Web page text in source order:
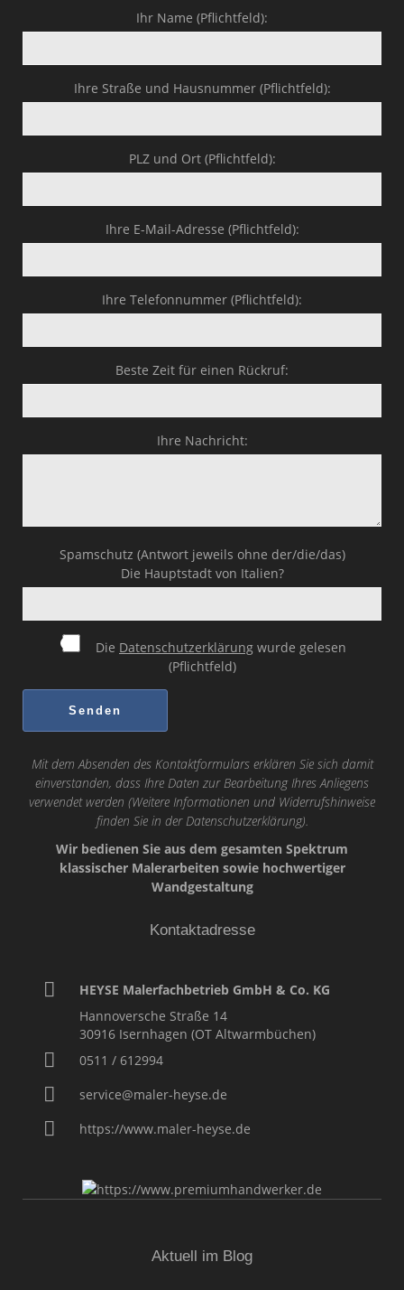
Ihr Name (Pflichtfeld):
Ihre Straße und Hausnummer (Pflichtfeld):
PLZ und Ort (Pflichtfeld):
Ihre E-Mail-Adresse (Pflichtfeld):
Ihre Telefonnummer (Pflichtfeld):
Beste Zeit für einen Rückruf:
Ihre Nachricht:
Spamschutz (Antwort jeweils ohne der/die/das)
Die Hauptstadt von Italien?
Die Datenschutzerklärung wurde gelesen
(Pflichtfeld)
Mit dem Absenden des Kontaktformulars erklären Sie sich damit
einverstanden, dass Ihre Daten zur Bearbeitung Ihres Anliegens
verwendet werden (Weitere Informationen und Widerrufshinweise
finden Sie in der Datenschutzerklärung).
Wir bedienen Sie aus dem gesamten Spektrum
klassischer Malerarbeiten sowie hochwertiger
Wandgestaltung
Kontaktadresse
HEYSE Malerfachbetrieb GmbH & Co. KG
Hannoversche Straße 14
30916 Isernhagen (OT Altwarmbüchen)
0511 / 612994
service@maler-heyse.de
https://www.maler-heyse.de
Aktuell im Blog